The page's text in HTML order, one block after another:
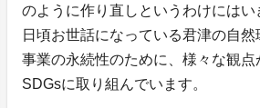
のように作り直しというわけにはい
日頃お世話になっている君津の自然
事業の永続性のために、様々な観
SDGsに取り組んでいます。